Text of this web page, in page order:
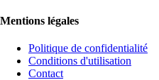
Mentions légales
Politique de confidentialité
Conditions d'utilisation
Contact